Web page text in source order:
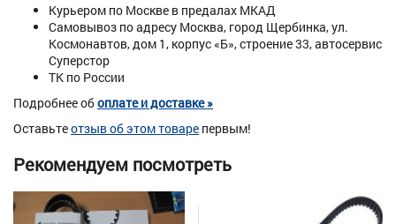
Курьером по Москве в предалах МКАД
Самовывоз по адресу Москва, город Щербинка, ул.
Космонавтов, дом 1, корпус «Б», строение 33, автосервис
Суперстор
ТК по России
Подробнее обоплате и доставке »
Оставьтеотзыв об этом товаре первым!
Рекомендуем посмотреть